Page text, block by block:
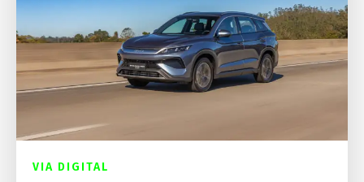
VIA DIGITAL